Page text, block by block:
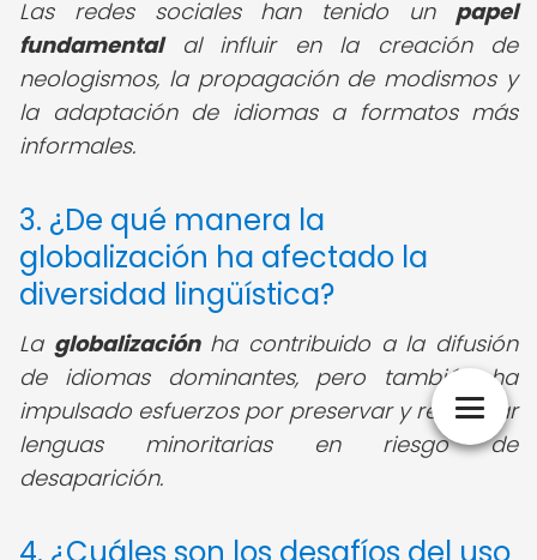
Las redes sociales han tenido un papel
fundamentalal influir en la creación de
neologismos, la propagación de modismos y
la adaptación de idiomas a formatos más
informales.
3. ¿De qué manera la
globalización ha afectado la
diversidad lingüística?
La globalizaciónha contribuido a la difusión
de idiomas dominantes, pero también ha
impulsado esfuerzos por preservar y revitalizar
lenguas minoritarias en riesgo de
desaparición.